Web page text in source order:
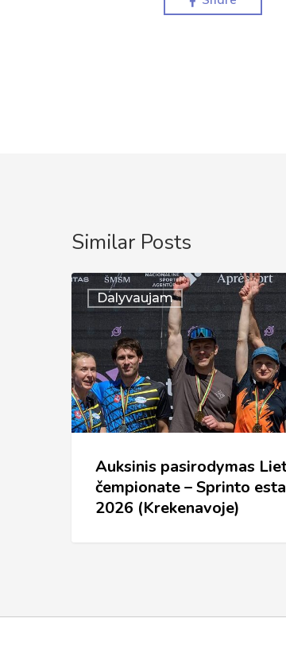
Similar Posts
Dalyvaujam
Auksinis
pasirodymas
Lietuvos
čempionate
–
Sprinto
estafetėje
2026
(Krekenavoje)
Auksinis pasirodymas
čempionate – Sprinto
2026 (Krekenavoje)